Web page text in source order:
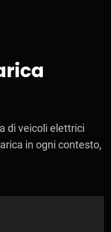
di veicoli elettrici
in ogni contesto,